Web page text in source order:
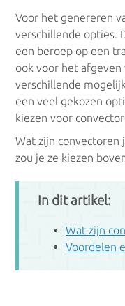
Combiketels
CV-ketels
Condensatieketels
Voor het genereren
verschillende opties.
een beroep op een
ook voor het
verschillende
een veel gekozen
kiezen voor
Wat zijn convectoren
zou je ze kiezen
In dit artikel:
Wat zijn
Voordelen